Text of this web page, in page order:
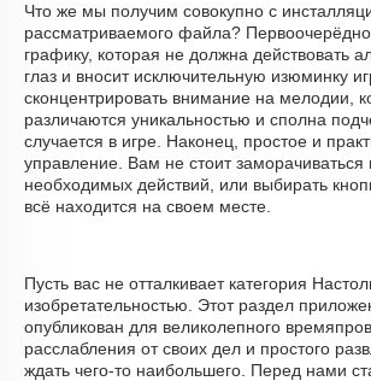
Что же мы получим совокупно с
рассматриваемого файла?
графику, которая не должна действовать
глаз и вносит исключительную изюминку
сконцентрировать внимание на мелодии,
различаются уникальностью и сполна
случается в игре. Наконец, простое и
управление. Вам не стоит заморачиваться
необходимых действий, или выбирать
всё находится на своем месте.
Пусть вас не отталкивает категория
изобретательностью. Этот раздел
опубликован для великолепного
расслабления от своих дел и простого
ждать чего-то наибольшего. Перед нами